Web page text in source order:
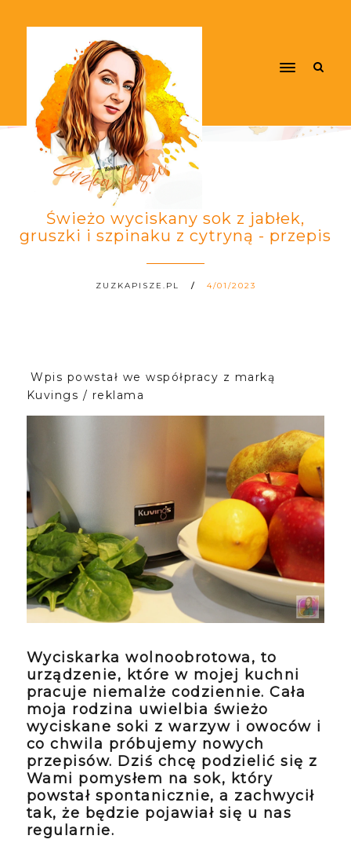
Świeżo wyciskany sok z jabłek,
gruszki i szpinaku z cytryną - przepis
ZUZKAPISZE.PL 4/01/2023
Wpis powstał we współpracy z marką
Kuvings / reklama
Wyciskarka wolnoobrotowa, to
urządzenie, które w mojej kuchni
pracuje niemalże codziennie. Cała
moja rodzina uwielbia świeżo
wyciskane soki z warzyw i owoców i
co chwila próbujemy nowych
przepisów. Dziś chcę podzielić się z
Wami pomysłem na sok, który
powstał spontanicznie, a zachwycił
tak, że będzie pojawiał się u nas
regularnie.